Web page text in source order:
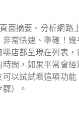
面摘要、分析網路
常快速、準確！幾
啡店都呈現在列表，
間，如果平常會經
以試試看這項功能
）。